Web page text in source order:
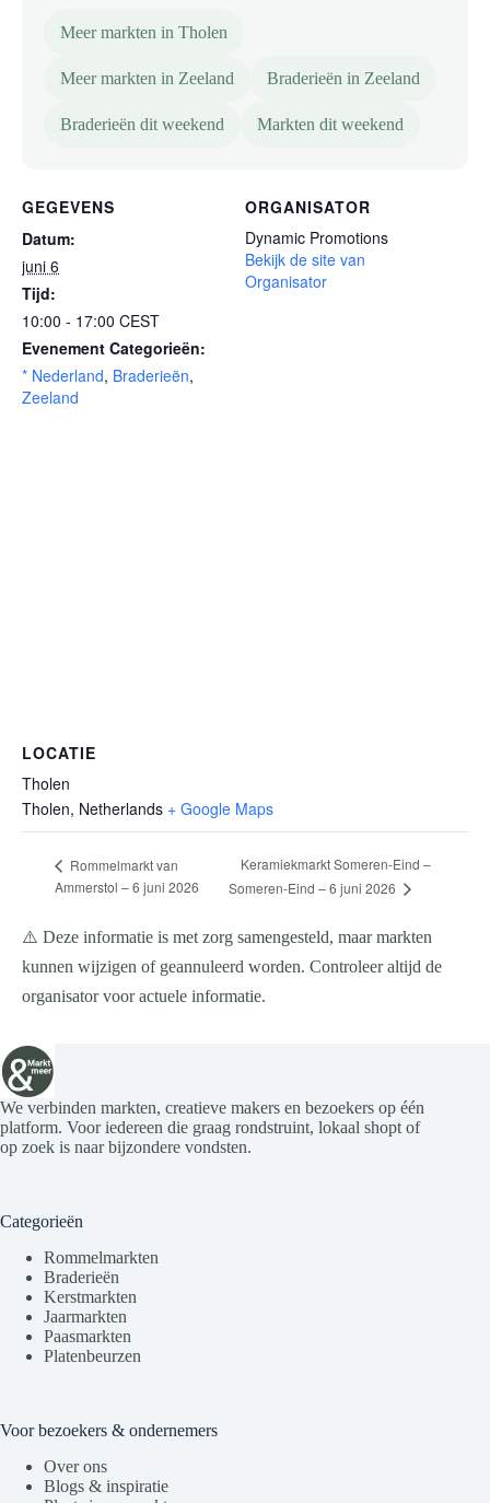
Meer markten in Tholen
Meer markten in Zeeland Braderieën in Zeeland
Braderieën dit weekend Markten dit weekend
GEGEVENS
Datum:
juni 6
Tijd:
10:00 - 17:00 CEST
Evenement Categorieën:
* Nederland, Braderieën,
Zeeland
ORGANISATOR
Dynamic Promotions
Bekijk de site van
Organisator
LOCATIE
Tholen
Tholen, Netherlands + Google Maps
Rommelmarkt van
Ammerstol – 6 juni 2026
Keramiekmarkt Someren-Eind –
Someren-Eind – 6 juni 2026
⚠️ Deze informatie is met zorg samengesteld, maar markten
kunnen wijzigen of geannuleerd worden. Controleer altijd de
organisator voor actuele informatie.
We verbinden markten, creatieve makers en bezoekers op één
platform. Voor iedereen die graag rondstruint, lokaal shopt of
op zoek is naar bijzondere vondsten.
Categorieën
Rommelmarkten
Braderieën
Kerstmarkten
Jaarmarkten
Paasmarkten
Platenbeurzen
Voor bezoekers & ondernemers
Over ons
Blogs & inspiratie